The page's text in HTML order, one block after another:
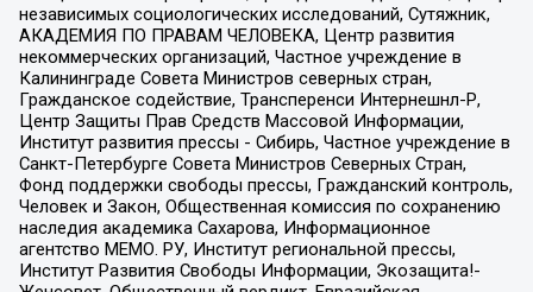
независимых социологических исследований, Сутяжник,
АКАДЕМИЯ ПО ПРАВАМ ЧЕЛОВЕКА, Центр развития
некоммерческих организаций, Частное учреждение в
Калининграде Совета Министров северных стран,
Гражданское содействие, Трансперенси Интернешнл-Р,
Центр Защиты Прав Средств Массовой Информации,
Институт развития прессы - Сибирь, Частное учреждение в
Санкт-Петербурге Совета Министров Северных Стран,
Фонд поддержки свободы прессы, Гражданский контроль,
Человек и Закон, Общественная комиссия по сохранению
наследия академика Сахарова, Информационное
агентство МЕМО. РУ, Институт региональной прессы,
Институт Развития Свободы Информации, Экозащита!-